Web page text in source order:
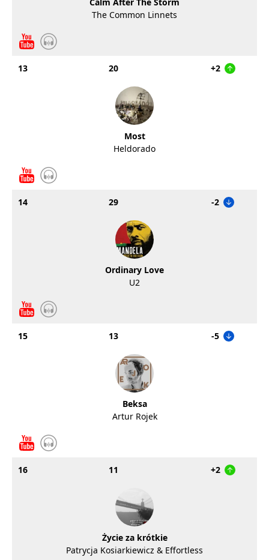
The Common Linnets
13 20 +2
Most
Heldorado
14 29 -2
Ordinary Love
U2
15 13 -5
Beksa
Artur Rojek
16 11 +2
Życie za krótkie
Patrycja Kosiarkiewicz & Effortless